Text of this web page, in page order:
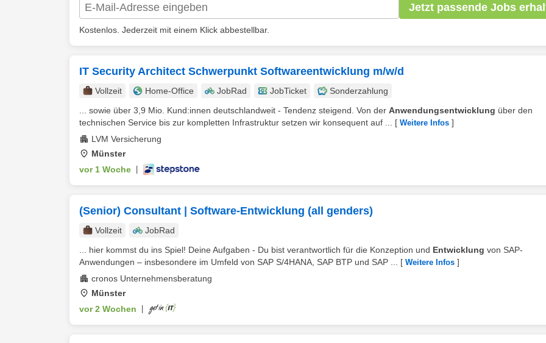
Jetzt passende Jobs
Kostenlos. Jederzeit mit einem Klick abbestellbar.
IT Security Architect Schwerpunkt Softwareentwicklung m/w/d
Vollzeit Home-Office JobRad JobTicket
Sonderzahlung
... sowie über 3,9 Mio. Kund:innen deutschlandweit - Tendenz steigend. Von der Anwendungsentwicklung über den
technischen Service bis zur kompletten Infrastruktur setzen wir konsequent auf ...
[ Weitere Infos ]
LVM Versicherung
Münster
vor 1 Woche
(Senior) Consultant | Software-Entwicklung (all genders)
Vollzeit
JobRad
... hier kommst du ins Spiel! Deine Aufgaben - Du bist verantwortlich für die Konzeption und Entwicklung von SAP-
Anwendungen – insbesondere im Umfeld von SAP S/4HANA, SAP BTP und SAP ...
[ Weitere Infos ]
cronos Unternehmensberatung
Münster
vor 2 Wochen